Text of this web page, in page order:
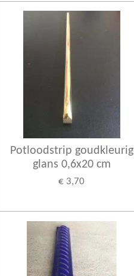
Potloodstrip goudkleurig
glans 0,6x20 cm
€ 3,70